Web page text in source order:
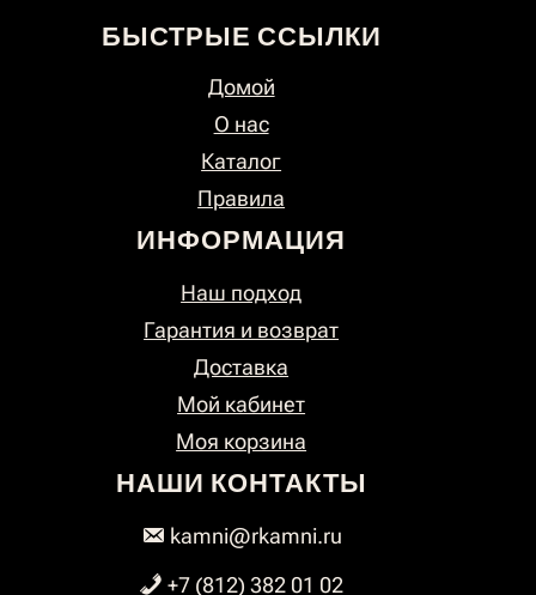
БЫСТРЫЕ ССЫЛКИ
Домой
О нас
Каталог
Правила
ИНФОРМАЦИЯ
Наш подход
Гарантия и возврат
Доставка
Мой кабинет
Моя корзина
НАШИ КОНТАКТЫ
kamni@rkamni.ru
+7 (812) 382 01 02